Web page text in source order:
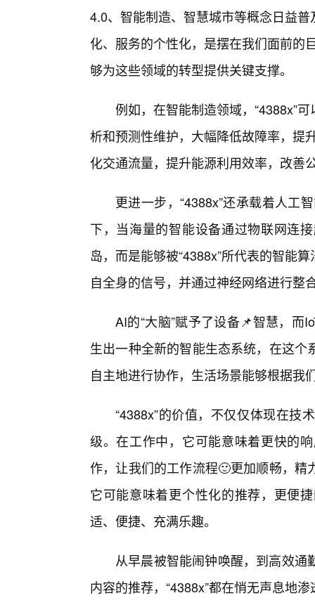
4.0、智能制造、智慧城市等概念日益
化、服务的个性化，是摆在我们面前的
够为这些领域的转型提供关键支撑。
例如，在智能制造领域，“4388x”
析和预测性维护，大幅降低故障率，提
化交通流量，提升能源利用效率，改善
更进一步，“4388x”还承载着人工
下，当海量的智能设备通过物联网连
岛，而是能够被“4388x”所代表的智能
自全身的信号，并通过神经网络进行整
AI的“大脑”赋予了设备📌智慧，而
生出一种全新的智能生态系统，在这
自主地进行协作，生活场景能够根据我
“4388x”的价值，不仅仅体现在技
级。在工作中，它可能意味着更快的
作，让我们的工作流程🙂更加顺畅，
它可能意味着更个性化的推荐，更便
适、便捷、充满乐趣。
从早晨被智能闹钟唤醒，到高效
内容的推荐，“4388x”都在悄无声息地